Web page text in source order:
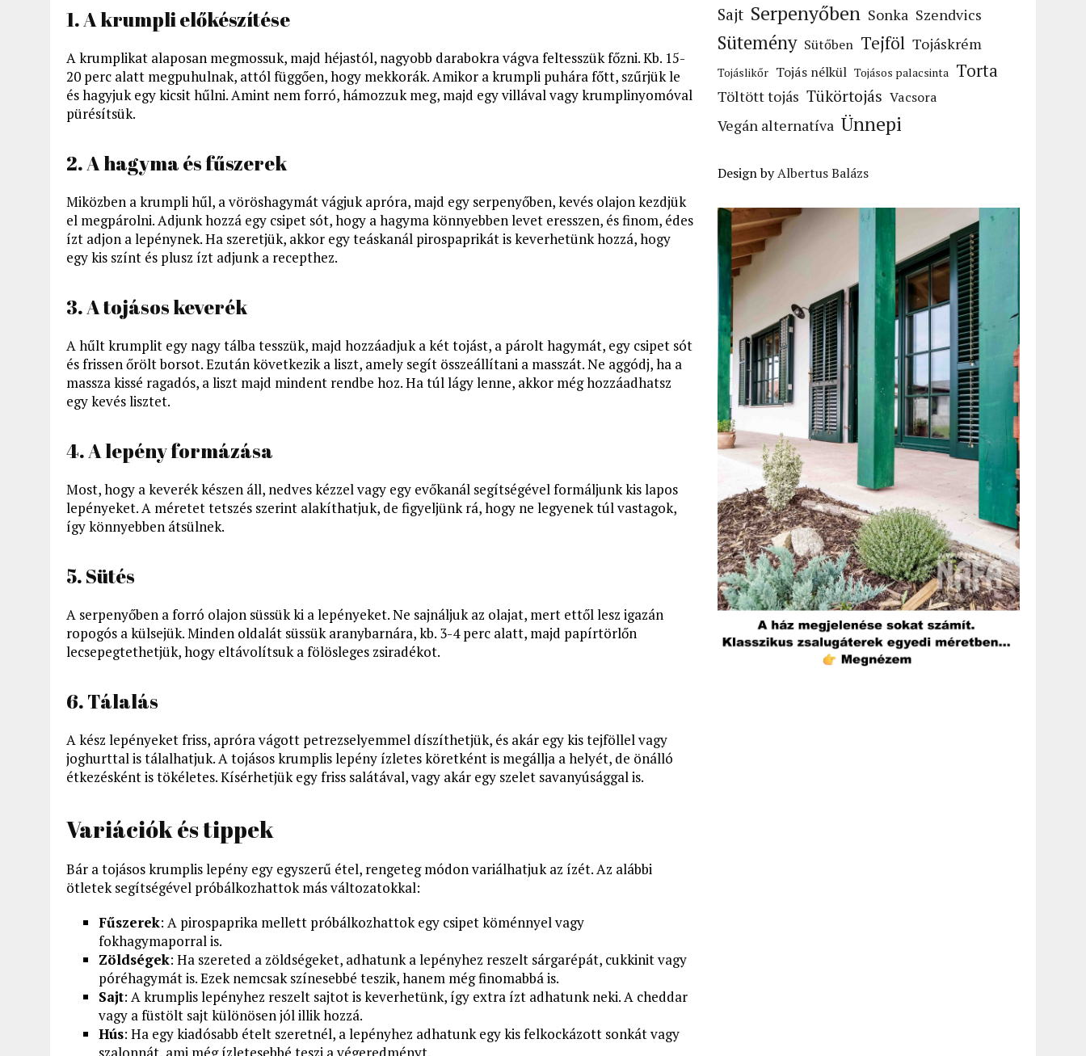
1. A krumpli előkészítése
A krumplikat alaposan megmossuk, majd héjastól, nagyobb darabokra vágva feltesszük főzni. Kb. 15-
20 perc alatt megpuhulnak, attól függően, hogy mekkorák. Amikor a krumpli puhára főtt, szűrjük le
és hagyjuk egy kicsit hűlni. Amint nem forró, hámozzuk meg, majd egy villával vagy krumplinyomóval
pürésítsük.
2. A hagyma és fűszerek
Miközben a krumpli hűl, a vöröshagymát vágjuk apróra, majd egy serpenyőben, kevés olajon kezdjük
el megpárolni. Adjunk hozzá egy csipet sót, hogy a hagyma könnyebben levet eresszen, és finom, édes
ízt adjon a lepénynek. Ha szeretjük, akkor egy teáskanál pirospaprikát is keverhetünk hozzá, hogy
egy kis színt és plusz ízt adjunk a recepthez.
3. A tojásos keverék
A hűlt krumplit egy nagy tálba tesszük, majd hozzáadjuk a két tojást, a párolt hagymát, egy csipet sót
és frissen őrölt borsot. Ezután következik a liszt, amely segít összeállítani a masszát. Ne aggódj, ha a
massza kissé ragadós, a liszt majd mindent rendbe hoz. Ha túl lágy lenne, akkor még hozzáadhatsz
egy kevés lisztet.
4. A lepény formázása
Most, hogy a keverék készen áll, nedves kézzel vagy egy evőkanál segítségével formáljunk kis lapos
lepényeket. A méretet tetszés szerint alakíthatjuk, de figyeljünk rá, hogy ne legyenek túl vastagok,
így könnyebben átsülnek.
5. Sütés
A serpenyőben a forró olajon süssük ki a lepényeket. Ne sajnáljuk az olajat, mert ettől lesz igazán
ropogós a külsejük. Minden oldalát süssük aranybarnára, kb. 3-4 perc alatt, majd papírtörlőn
lecsepegtethetjük, hogy eltávolítsuk a fölösleges zsiradékot.
6. Tálalás
A kész lepényeket friss, apróra vágott petrezselyemmel díszíthetjük, és akár egy kis tejföllel vagy
joghurttal is tálalhatjuk. A tojásos krumplis lepény ízletes köretként is megállja a helyét, de önálló
étkezésként is tökéletes. Kísérhetjük egy friss salátával, vagy akár egy szelet savanyúsággal is.
Variációk és tippek
Bár a tojásos krumplis lepény egy egyszerű étel, rengeteg módon variálhatjuk az ízét. Az alábbi
ötletek segítségével próbálkozhattok más változatokkal:
Fűszerek: A pirospaprika mellett próbálkozhattok egy csipet köménnyel vagy
fokhagymaporral is.
Zöldségek: Ha szereted a zöldségeket, adhatunk a lepényhez reszelt sárgarépát, cukkinit vagy
póréhagymát is. Ezek nemcsak színesebbé teszik, hanem még finomabbá is.
Sajt: A krumplis lepényhez reszelt sajtot is keverhetünk, így extra ízt adhatunk neki. A cheddar
vagy a füstölt sajt különösen jól illik hozzá.
Hús: Ha egy kiadósabb ételt szeretnél, a lepényhez adhatunk egy kis felkockázott sonkát vagy
szalonnát, ami még ízletesebbé teszi a végeredményt.
Sajt Serpenyőben Sonka Szendvics
Sütemény Sütőben Tejföl Tojáskrém
Tojáslikőr Tojás nélkül Tojásos palacsinta Torta
Töltött tojás Tükörtojás Vacsora
Vegán alternatíva Ünnepi
Design byAlbertus Balázs